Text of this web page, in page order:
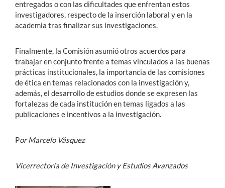
entregados o con las dificultades que enfrentan estos
investigadores, respecto de la inserción laboral y en la
academia tras finalizar sus investigaciones.
Finalmente, la Comisión asumió otros acuerdos para
trabajar en conjunto frente a temas vinculados a las buenas
prácticas institucionales, la importancia de las comisiones
de ética en temas relacionados con la investigación y,
además, el desarrollo de estudios donde se expresen las
fortalezas de cada institución en temas ligados a las
publicaciones e incentivos a la investigación.
Por Marcelo Vásquez
Vicerrectoría de Investigación y Estudios Avanzados